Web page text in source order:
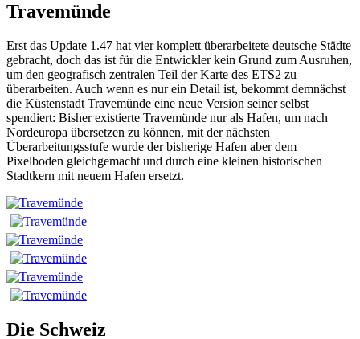
Travemünde
Erst das Update 1.47 hat vier komplett überarbeitete deutsche Städte
gebracht, doch das ist für die Entwickler kein Grund zum Ausruhen,
um den geografisch zentralen Teil der Karte des ETS2 zu
überarbeiten. Auch wenn es nur ein Detail ist, bekommt demnächst
die Küstenstadt Travemünde eine neue Version seiner selbst
spendiert: Bisher existierte Travemünde nur als Hafen, um nach
Nordeuropa übersetzen zu können, mit der nächsten
Überarbeitungsstufe wurde der bisherige Hafen aber dem
Pixelboden gleichgemacht und durch eine kleinen historischen
Stadtkern mit neuem Hafen ersetzt.
Die Schweiz